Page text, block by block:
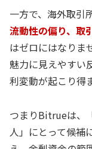
一方で、海外取引
流動性の偏り、取
はゼロにはなりま
魅力に見えやすい
利変動が起こり得
つまりBitrueは、
人」にとって候補